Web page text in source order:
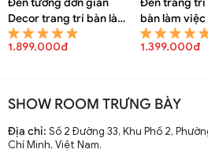
Đèn tường đơn giản
Decor trang trí bàn làm
việc DGT 8154A
1.899.000đ
Đèn trang trí
bàn làm việc
1.399.000đ
SHOW ROOM TRƯNG BÀY
Địa chỉ: Số 2 Đường 33, Khu Phố 2,
Chí Minh, Việt Nam.